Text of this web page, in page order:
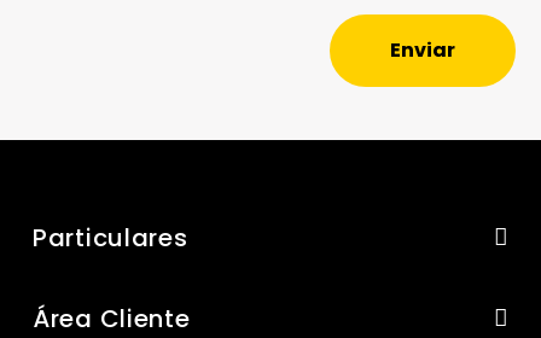
Enviar
Particulares
Área Cliente